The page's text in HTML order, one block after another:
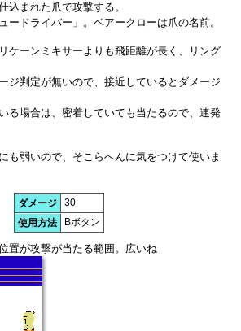
込まれた爪で攻撃する。
ードライバー」。ベアークローは爪の名前。
ケーンミキサーよりも飛距離が長く、リング
ジ判定が無いので、接近しているとダメージ
る場合は、密着していても当たるので、連発
も弱いので、そこらへんに気をつけて使いま
ダメージ
30
使用方法
Bボタン
置が攻撃が当たる範囲。広いね